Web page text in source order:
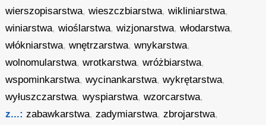
wierszopisarstwa,wieszczbiarstwa,wikliniarstwa,
winiarstwa,wioślarstwa,wizjonarstwa,włodarstwa,
włókniarstwa,wnętrzarstwa,wnykarstwa,
wolnomularstwa,wrotkarstwa,wróżbiarstwa,
wspominkarstwa,wycinankarstwa,wykrętarstwa,
wyłuszczarstwa,wyspiarstwa,wzorcarstwa,
z...: zabawkarstwa,zadymiarstwa,zbrojarstwa,